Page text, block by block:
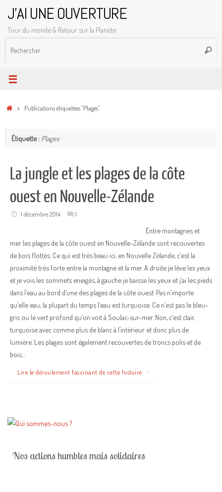
contenu
J'AI UNE OUVERTURE
Tour du monde & Retour sur la Planète
AccueilPublications étiquetées "Plages"
Étiquette : Plages
La jungle et les plages de la côte
ouest en Nouvelle-Zélande
1 décembre 2014 1
Entre montagnes et
mer les plages de la côte ouest en Nouvelle-Zélande sont recouvertes
de bois flottés. Ce qui est très beau ici, en Nouvelle Zélande, c’est la
proximité très forte entre la montagne et la mer. A droite je lève les yeux
et je vois les sommets eneigés, à gauche je baisse les yeux et j’ai les pieds
dans l’eau au bord d’une des plages de la côte ouest. Pas n’importe
qu’elle eau, la plupart du temps l’eau est turquoise. Ce n’est pas le bleu-
gris ou le vert profond qu’on voit à Soulac-sur-mer. Non, c’est clair,
turquoise avec comme plus de blanc à l’intérieur et donc plus de
lumière. Les plages sont également recouvertes de troncs polis et de
bois…
Lire le déroulement fascinant de cette histoire
Nos actions humbles mais solidaires